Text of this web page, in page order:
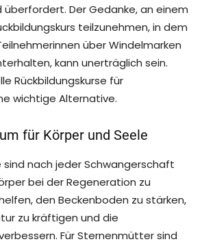
Der Gedanke, an einem
teilzunehmen, in dem
über Windelmarken
kann unerträglich sein.
Rückbildungskurse für
wichtige Alternative.
für Körper und Seele
sind nach jeder Schwangerschaft
bei der Regeneration zu
den Beckenboden zu stärken,
zu kräftigen und die
Für Sternenmütter sind